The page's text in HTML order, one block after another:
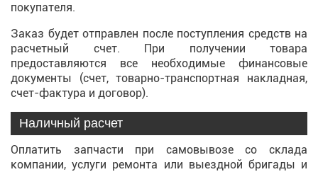
покупателя.
Заказ будет отправлен после поступления средств на
расчетный счет. При получении товара
предоставляются все необходимые финансовые
документы (счет, товарно-транспортная накладная,
счет-фактура и договор).
Наличный расчет
Оплатить запчасти при самовывозе со склада
компании, услуги ремонта или выездной бригады и